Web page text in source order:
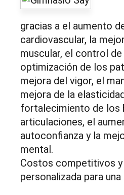
gracias a el aumento
cardiovascular, la
muscular, el control
optimización de los
mejora del vigor, el
mejora de la
fortalecimiento de los
articulaciones, el
autoconfianza y la
mental.
Costos competitivos
personalizada para